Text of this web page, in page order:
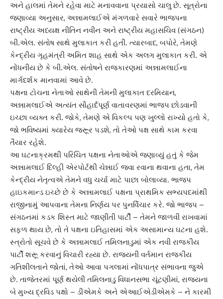
અને હાલમાં તેમને રહેવા માટે મનાવવાના પ્રયાસો ચાલુ છે. સૂત્રોના
જણાવ્યા અનુસાર, અન્નામલાઈએ મંગળવારે સવારે ભાજપના
રાષ્ટ્રીય અધ્યક્ષ નીતિન નવીન અને રાષ્ટ્રીય મહાસચિવ (સંગઠન)
બી.એલ. સંતોષ સાથે મુલાકાત કરી હતી. ત્યારબાદ, બપોરે, તેમણે
કેન્દ્રીય ગૃહમંત્રી અમિત શાહ સાથે એક અલગ મુલાકાત કરી. એ
નોંધનીય છે કે બી.એલ. સંતોષને રાજકારણમાં અન્નામલાઈના
માર્ગદર્શક માનવામાં આવે છે.
પક્ષના ટોચના નેતાઓ સાથેની તેમની મુલાકાત દરમિયાન,
અન્નામલાઈએ અત્યંત સૌહાર્દપૂર્ણ વાતાવરણમાં ભાજપ છોડવાની
ઇચ્છા વ્યક્ત કરી. જોકે, તેમણે એ વિકલ્પ પણ ખુલ્લો રાખ્યો હતો કે,
જો ભવિષ્યમાં ક્યારેય જરૂૂર પડશે, તો તેઓ પક્ષ સાથે કામ કરવા
તૈયાર રહેશે.
આ ઘટનાક્રમથી પરિચિત પક્ષના નેતાઓએ જણાવ્યું હતું કે જેમ
અન્નામલાઈ દિલ્હી એરપોર્ટથી ચેન્નાઈ જવા રવાના થવાના હતા, તેમ
કેન્દ્રીય નેતૃત્વએ તેમને વધુ ચર્ચા માટે પાછા બોલાવ્યા. ભાજપ
હાઇકમાન્ડ ઇચ્છે છે કે અન્નામલાઈ પક્ષના પ્રાથમિક સભ્યપદમાંથી
રાજીનામું આપવાના તેમના નિર્ણય પર પુનર્વિચાર કરે. જો ભાજપ –
સંગઠનમાં કડક શિસ્ત માટે જાણીતી પાર્ટી – તેમને જાળવી રાખવામાં
સફળ થાય છે, તો તે પક્ષના ઇતિહાસમાં એક અસામાન્ય ઘટના હશે.
સ્ત્રોતો સૂચવે છે કે અન્નામલાઈ તમિલનાડુમાં એક નવી રાજકીય
પાર્ટી શરૂૂ કરવાનું વિચારી રહ્યા છે. રાજ્યની વર્તમાન રાજકીય
ગતિશીલતાને જોતાં, તેઓ આવા પગલામાં નોંધપાત્ર સંભાવના જુએ
છે. તાજેતરમાં પૂર્ણ થયેલી તમિલનાડુ વિધાનસભા ચૂંટણીમાં, રાજ્યના
બે મુખ્ય દ્રવિડ પક્ષો – ડીએમકે અને એઆઈએડીએમકે – ને કારમી